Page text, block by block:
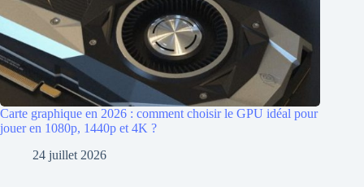
Carte graphique en 2026 : comment choisir le GPU idéal pour
jouer en 1080p, 1440p et 4K ?
24 juillet 2026